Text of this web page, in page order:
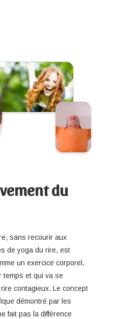
du
sans recourir aux
de yoga du rire, est
un exercice corporel,
temps et qui va se
contagieux. Le concept
démontré par les
fait pas la différence